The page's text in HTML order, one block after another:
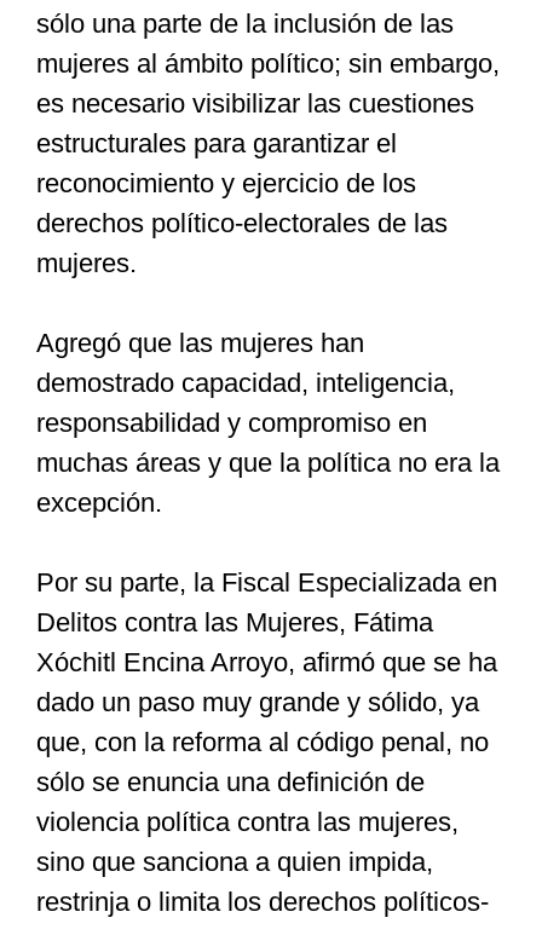
sólo una parte de la inclusión de las
mujeres al ámbito político; sin embargo,
es necesario visibilizar las cuestiones
estructurales para garantizar el
reconocimiento y ejercicio de los
derechos político-electorales de las
mujeres.
Agregó que las mujeres han
demostrado capacidad, inteligencia,
responsabilidad y compromiso en
muchas áreas y que la política no era la
excepción.
Por su parte, la Fiscal Especializada en
Delitos contra las Mujeres, Fátima
Xóchitl Encina Arroyo, afirmó que se ha
dado un paso muy grande y sólido, ya
que, con la reforma al código penal, no
sólo se enuncia una definición de
violencia política contra las mujeres,
sino que sanciona a quien impida,
restrinja o limita los derechos políticos-